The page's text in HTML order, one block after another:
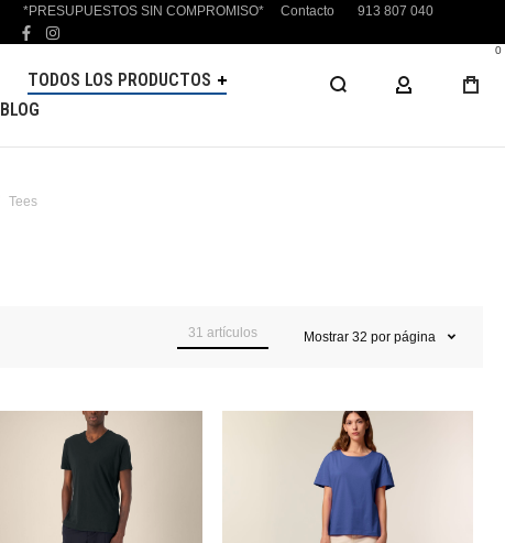
*PRESUPUESTOS SIN COMPROMISO* Contacto 913 807 040
facebook
instagram
TODOS LOS PRODUCTOS
BLOG
MI CUENTA
0
Tees
31 artículos Mostrar 32 por página